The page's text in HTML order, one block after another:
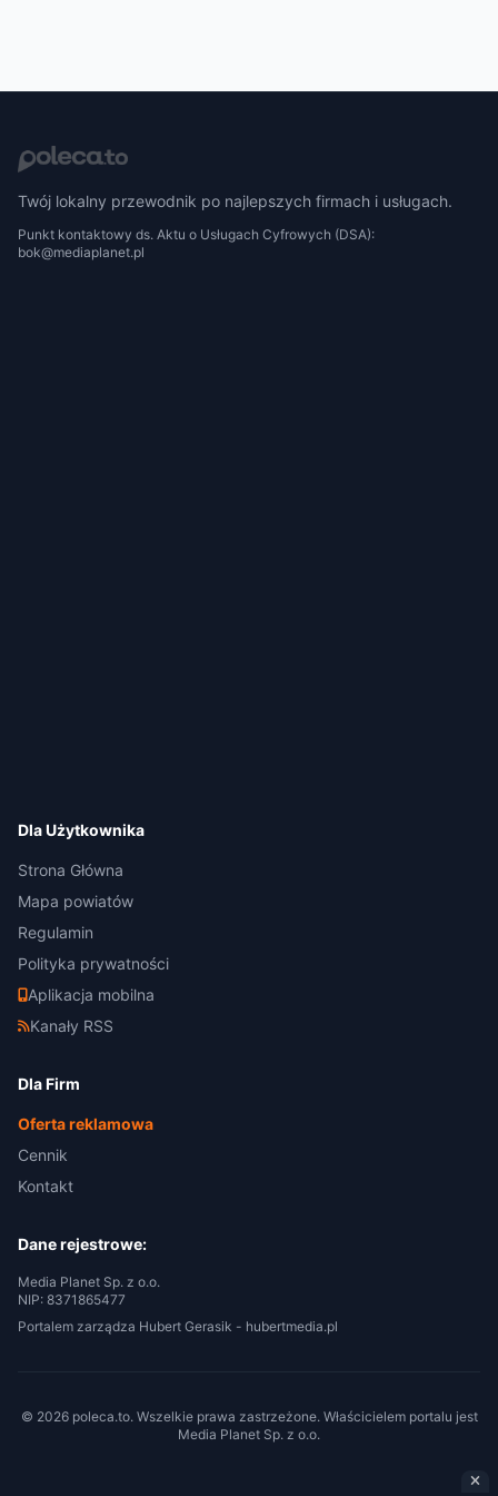
Twój lokalny przewodnik po najlepszych firmach i usługach.
Punkt kontaktowy ds. Aktu o Usługach Cyfrowych (DSA):
bok@mediaplanet.pl
Dla Użytkownika
Strona Główna
Mapa powiatów
Regulamin
Polityka prywatności
Aplikacja mobilna
Kanały RSS
Dla Firm
Oferta reklamowa
Cennik
Kontakt
Dane rejestrowe:
Media Planet Sp. z o.o.
NIP: 8371865477
Portalem zarządza Hubert Gerasik - hubertmedia.pl
© 2026 poleca.to. Wszelkie prawa zastrzeżone. Właścicielem portalu jest
Media Planet Sp. z o.o.